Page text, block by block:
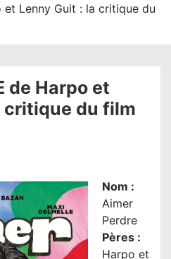
et Lenny Guit : la critique du
de Harpo et
critique du film
Nom :
Aimer
Perdre
Pères :
Harpo et